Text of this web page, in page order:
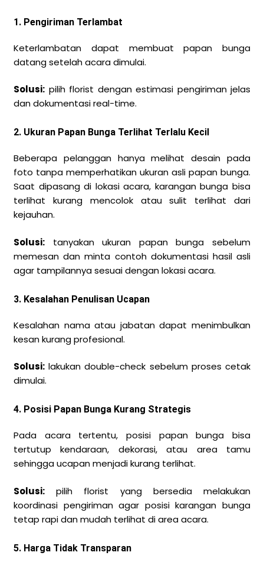
1. Pengiriman Terlambat
Keterlambatan dapat membuat papan bunga
datang setelah acara dimulai.
Solusi: pilih florist dengan estimasi pengiriman jelas
dan dokumentasi real-time.
2. Ukuran Papan Bunga Terlihat Terlalu Kecil
Beberapa pelanggan hanya melihat desain pada
foto tanpa memperhatikan ukuran asli papan bunga.
Saat dipasang di lokasi acara, karangan bunga bisa
terlihat kurang mencolok atau sulit terlihat dari
kejauhan.
Solusi: tanyakan ukuran papan bunga sebelum
memesan dan minta contoh dokumentasi hasil asli
agar tampilannya sesuai dengan lokasi acara.
3. Kesalahan Penulisan Ucapan
Kesalahan nama atau jabatan dapat menimbulkan
kesan kurang profesional.
Solusi: lakukan double-check sebelum proses cetak
dimulai.
4. Posisi Papan Bunga Kurang Strategis
Pada acara tertentu, posisi papan bunga bisa
tertutup kendaraan, dekorasi, atau area tamu
sehingga ucapan menjadi kurang terlihat.
Solusi: pilih florist yang bersedia melakukan
koordinasi pengiriman agar posisi karangan bunga
tetap rapi dan mudah terlihat di area acara.
5. Harga Tidak Transparan